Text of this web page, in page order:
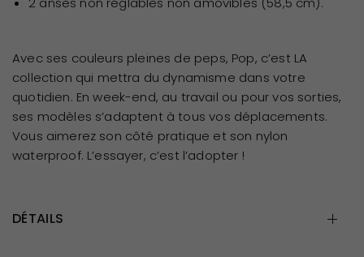
Avec ses couleurs pleines de peps, Pop, c’est LA
collection qui mettra du dynamisme dans votre
quotidien. En week-end, au travail ou pour vos sorties,
ses modèles s’adaptent à tous vos déplacements.
Vous aimerez son côté pratique et son nylon
waterproof. L’essayer, c’est l’adopter !
DÉTAILS